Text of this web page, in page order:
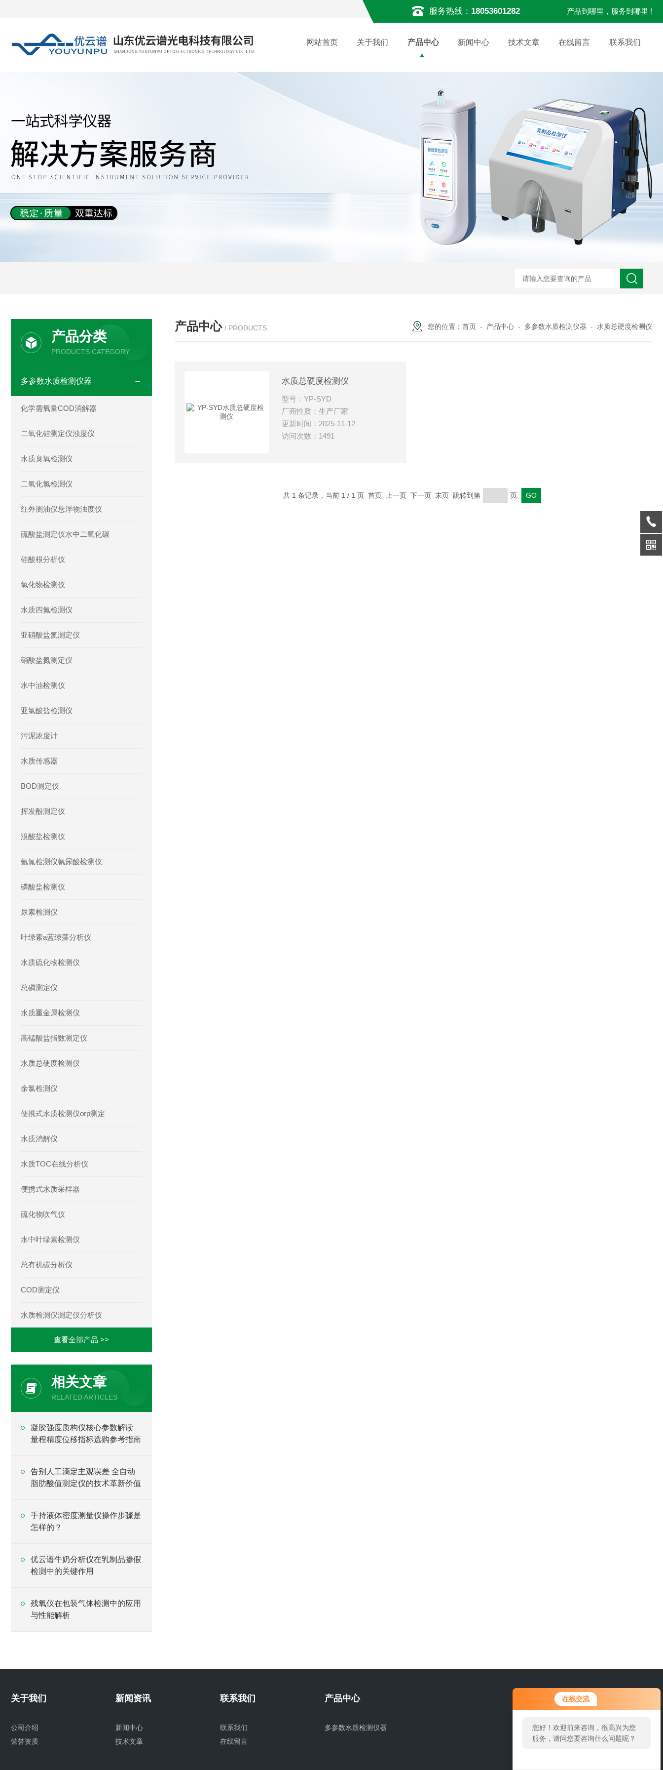
在线交流
您好！欢迎前来咨询，很高兴为您
服务，请问您要咨询什么问题呢？
服务热线： 18053601282 产品到哪里，服务到哪里 !
网站首页 关于我们 产品中心 新闻中心 技术文章 在线留言 联系我们
产品分类
PRODUCTS CATEGORY
多参数水质检测仪器
化学需氧量COD消解器
二氧化硅测定仪浊度仪
水质臭氧检测仪
二氧化氯检测仪
红外测油仪悬浮物浊度仪
硫酸盐测定仪水中二氧化碳
硅酸根分析仪
氯化物检测仪
水质四氮检测仪
亚硝酸盐氮测定仪
硝酸盐氮测定仪
水中油检测仪
亚氯酸盐检测仪
污泥浓度计
水质传感器
BOD测定仪
挥发酚测定仪
溴酸盐检测仪
氨氮检测仪氰尿酸检测仪
磷酸盐检测仪
尿素检测仪
叶绿素a蓝绿藻分析仪
水质硫化物检测仪
总磷测定仪
水质重金属检测仪
高锰酸盐指数测定仪
水质总硬度检测仪
余氯检测仪
便携式水质检测仪orp测定
水质消解仪
水质TOC在线分析仪
便携式水质采样器
硫化物吹气仪
水中叶绿素检测仪
总有机碳分析仪
COD测定仪
水质检测仪测定仪分析仪
查看全部产品 >>
相关文章
RELATED ARTICLES
凝胶强度质构仪核心参数解读
量程精度位移指标选购参考指南
告别人工滴定主观误差 全自动
脂肪酸值测定仪的技术革新价值
手持液体密度测量仪操作步骤是
怎样的？
优云谱牛奶分析仪在乳制品掺假
检测中的关键作用
残氧仪在包装气体检测中的应用
与性能解析
产品中心 / PRODUCTS 您的位置： 首页 - 产品中心 - 多参数水质检测仪器 - 水质总硬度检测仪
水质总硬度检测仪
型号：YP-SYD
厂商性质：生产厂家
更新时间：2025-11-12
访问次数：1491
共 1 条记录，当前 1 / 1 页 首页 上一页 下一页 末页 跳转到第 页
关于我们
公司介绍
荣誉资质
新闻资讯
新闻中心
技术文章
联系我们
联系我们
在线留言
产品中心
多参数水质检测仪器